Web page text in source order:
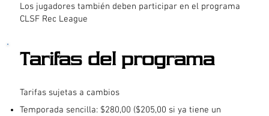
Los jugadores también deben participar en el programa
CLSF Rec League
Tarifas sujetas a cambios
Temporada sencilla: $280,00 ($205,00 si ya tiene un
Tarifas del programa